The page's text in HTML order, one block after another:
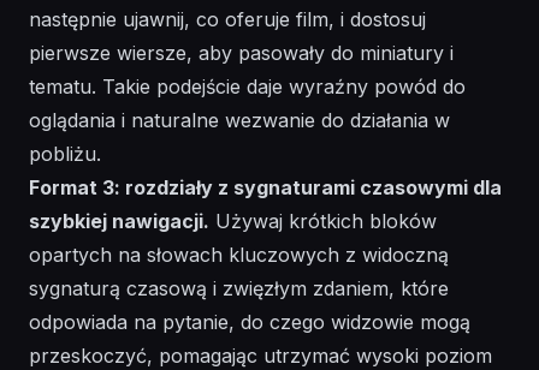
następnie ujawnij, co oferuje film, i dostosuj
pierwsze wiersze, aby pasowały do miniatury i
tematu. Takie podejście daje wyraźny powód do
oglądania i naturalne wezwanie do działania w
pobliżu.
Format 3: rozdziały z sygnaturami czasowymi dla
szybkiej nawigacji. Używaj krótkich bloków
opartych na słowach kluczowych z widoczną
sygnaturą czasową i zwięzłym zdaniem, które
odpowiada na pytanie, do czego widzowie mogą
przeskoczyć, pomagając utrzymać wysoki poziom